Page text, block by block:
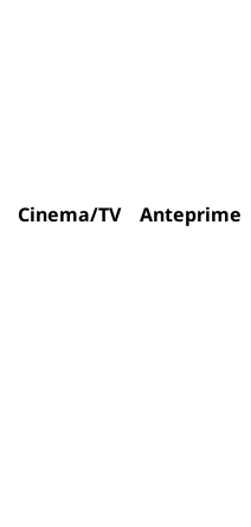
Cinema/TV Anteprime